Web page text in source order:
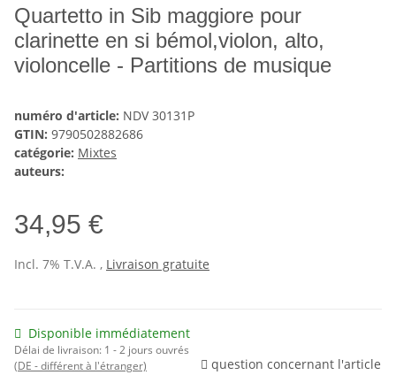
Quartetto in Sib maggiore pour
clarinette en si bémol,violon, alto,
violoncelle - Partitions de musique
numéro d'article: NDV 30131P
GTIN: 9790502882686
catégorie: Mixtes
auteurs:
34,95 €
Incl. 7% T.V.A. , Livraison gratuite
Disponible immédiatement
Délai de livraison: 1 - 2 jours ouvrés
(DE - différent à l'étranger)
question concernant l'article